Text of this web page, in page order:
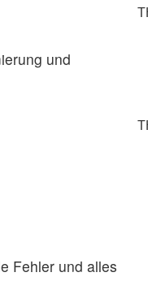
und
Fehler und alles